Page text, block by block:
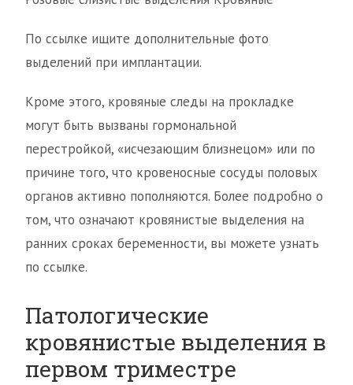
По ссылке ищите дополнительные фото
выделений при имплантации.
Кроме этого, кровяные следы на прокладке
могут быть вызваны гормональной
перестройкой, «исчезающим близнецом» или по
причине того, что кровеносные сосуды половых
органов активно пополняются. Более подробно о
том, что означают кровянистые выделения на
ранних сроках беременности, вы можете узнать
по ссылке.
Патологические
кровянистые выделения в
первом триместре